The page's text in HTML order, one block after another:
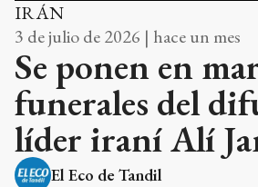
IRÁN
3 de julio de 2026 | hace un mes
Se ponen en
funerales del
líder iraní Alí
El Eco de Tandil